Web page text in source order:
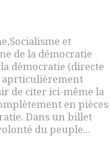
et
de la démocratie
démocratie (directe
aprticulièrement
de citer ici-même la
en pièces
Dans un billet
du peuple...